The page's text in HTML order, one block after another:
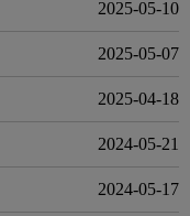
2025-05-10
2025-05-07
2025-04-18
2024-05-21
2024-05-17